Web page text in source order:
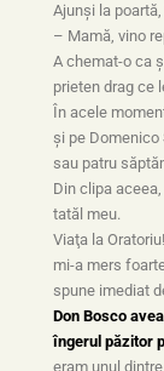
Ajunşi la
– Mamă, vino
A chemat-o ca
prieten drag ce
În acele
şi pe Domenico
sau patru
Din clipa
tatăl meu.
Viaţa la
mi-a mers
spune imediat
Don Bosco
îngerul păzitor
eram unul